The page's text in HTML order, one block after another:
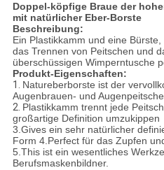
Doppel-köpfige Braue der
mit natürlicher Eber-Borste
Beschreibung:
Ein Plastikkamm und eine
das Trennen von Peitschen und
überschüssigen Wimperntusche
Produkt-Eigenschaften:
1. Natureberborste ist der
Augenbrauen- und
2. Plastikkamm trennt jede
großartige Definition umzukippen
3.Gives ein sehr natürlicher
Form 4.Perfect für das Zupfen
5.This ist ein wesentliches
Berufsmaskenbildner.